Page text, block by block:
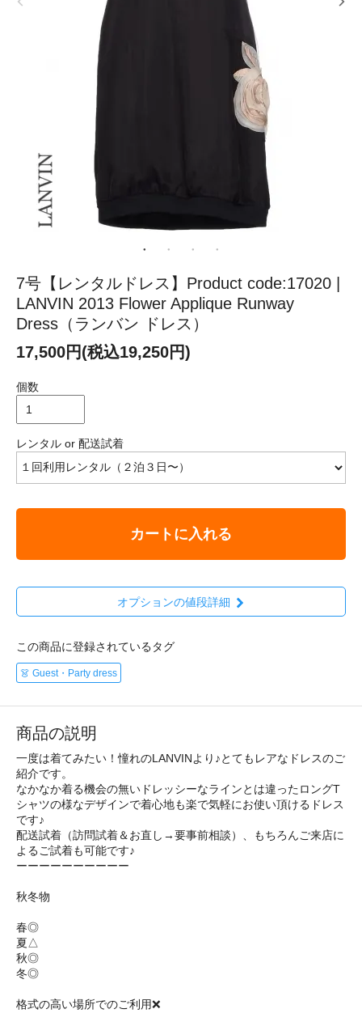
7号【レンタルドレス】Product code:17020 |
LANVIN 2013 Flower Applique Runway
Dress（ランバン ドレス）
17,500円(税込19,250円)
個数
レンタル or 配送試着
カートに入れる
オプションの値段詳細
この商品に登録されているタグ
👗 Guest・Party dress
商品の説明
一度は着てみたい！憧れのLANVINより♪とてもレアなドレスのご
紹介です。
なかなか着る機会の無いドレッシーなラインとは違ったロングT
シャツの様なデザインで着心地も楽で気軽にお使い頂けるドレス
です♪
配送試着（訪問試着＆お直し→要事前相談）、もちろんご来店に
よるご試着も可能です♪
ーーーーーーーーーー
秋冬物
春◎
夏△
秋◎
冬◎
格式の高い場所でのご利用❌